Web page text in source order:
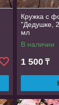
Кружка с
"Дедушке,
мл
В наличии
1 500 ₸